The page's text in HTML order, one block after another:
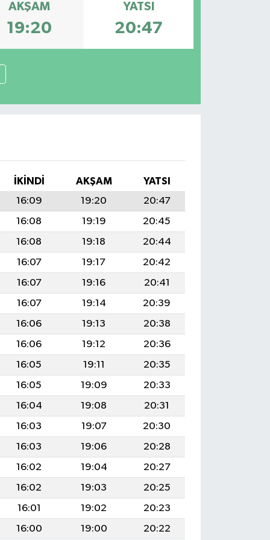
AKŞAM
19:20
YATSI
20:47
İKINDI AKŞAM
YATSI
16:09 19:20
20:47
16:08 19:19
20:45
16:08 19:18
20:44
16:07 19:17
20:42
16:07 19:16
20:41
16:07 19:14
20:39
16:06 19:13
20:38
16:06 19:12
20:36
16:05 19:11
20:35
16:05 19:09
20:33
16:04 19:08
20:31
16:03 19:07
20:30
16:03 19:06
20:28
16:02 19:04
20:27
16:02 19:03
20:25
16:01 19:02
20:23
16:00 19:00 20:22